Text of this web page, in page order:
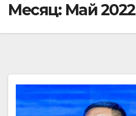
Месяц: Май 2022